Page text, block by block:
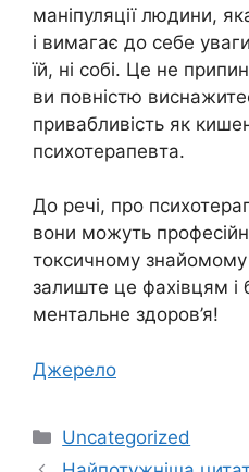
маніпуляції людини,
і вимагає до себе
їй, ні собі. Це не
ви повністю
привабливість як
психотерапевта.
До речі, про
вони можуть
токсичному
залиште це фахівцям і
ментальне здоров’я!
Джерело
Категорії
Uncategorized